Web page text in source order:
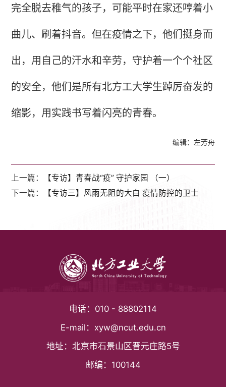
完全脱去稚气的孩子，可能平时在家还哼着小
曲儿、刷着抖音。但在疫情之下，他们挺身而
出，用自己的汗水和辛劳，守护着一个个社区
的安全，他们是所有北方工大学生踔厉奋发的
缩影，用实践书写着闪亮的青春。
编辑：左芳舟
上一篇：
【专访】青春战“疫” 守护家园 （一）
下一篇：
【专访三】风雨无阻的大白 疫情防控的卫士
电话： 010 - 88802114
E-mail： xyw@ncut.edu.cn
地址： 北京市石景山区晋元庄路5号
邮编： 100144